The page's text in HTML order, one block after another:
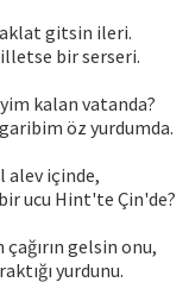
gitsin ileri.
bir serseri.
kalan vatanda?
öz yurdumda.
alev içinde,
ucu Hint'te Çin'de?
gelsin onu,
yurdunu.